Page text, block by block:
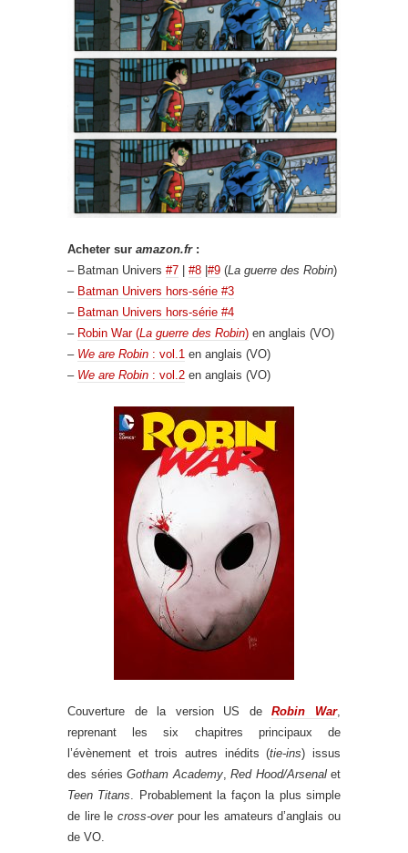
Acheter sur amazon.fr:
– Batman Univers #7 | #8 |#9 (La guerre des Robin)
– Batman Univers hors-série #3
– Batman Univers hors-série #4
– Robin War (La guerre des Robin) en anglais (VO)
– We are Robin : vol.1 en anglais (VO)
– We are Robin : vol.2 en anglais (VO)
Couverture de la version US deRobin War,
reprenant les six chapitres principaux de
l’évènement et trois autres inédits (tie-ins) issus
des séries Gotham Academy, Red Hood/Arsenalet
Teen Titans . Probablement la façon la plus simple
de lire le cross-overpour les amateurs d’anglais ou
de VO.